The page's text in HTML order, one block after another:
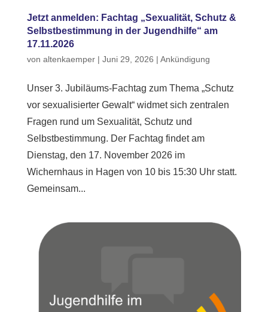
Jetzt anmelden: Fachtag „Sexualität, Schutz &
Selbstbestimmung in der Jugendhilfe“ am
17.11.2026
von altenkaemper| Juni 29, 2026 | Ankündigung
Unser 3. Jubiläums-Fachtag zum Thema „Schutz
vor sexualisierter Gewalt“ widmet sich zentralen
Fragen rund um Sexualität, Schutz und
Selbstbestimmung. Der Fachtag findet am
Dienstag, den 17. November 2026 im
Wichernhaus in Hagen von 10 bis 15:30 Uhr statt.
Gemeinsam...